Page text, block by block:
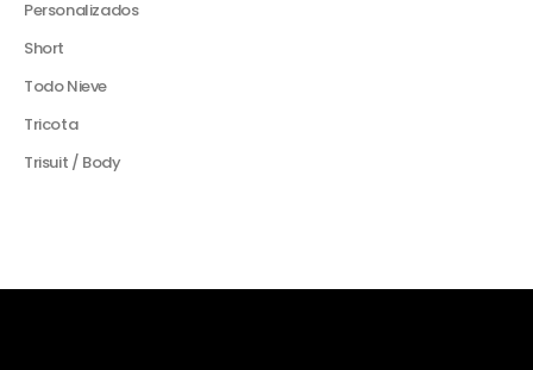
Personalizados
Short
Todo Nieve
Tricota
Trisuit / Body